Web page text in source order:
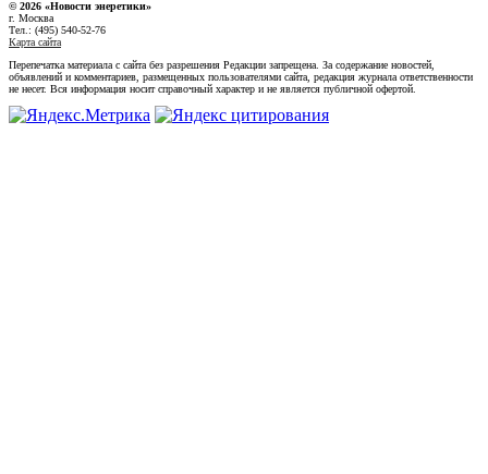
© 2026 «Новости энеретики»
г. Москва
Тел.: (495) 540-52-76
Карта сайта
Перепечатка материала с сайта без разрешения Редакции запрещена. За содержание новостей,
объявлений и комментариев, размещенных пользователями сайта, редакция журнала ответственности
не несет. Вся информация носит справочный характер и не является публичной офертой.